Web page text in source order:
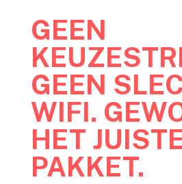
GEEN
GEEN
WIFI.
HET
PAKKET.